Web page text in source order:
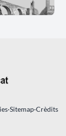
·Sitemap·Crèdits